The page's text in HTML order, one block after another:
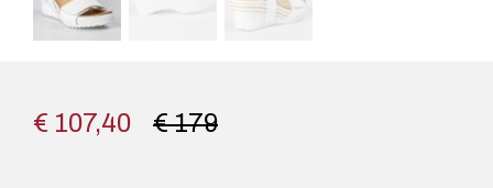
€ 179
€ 107,40